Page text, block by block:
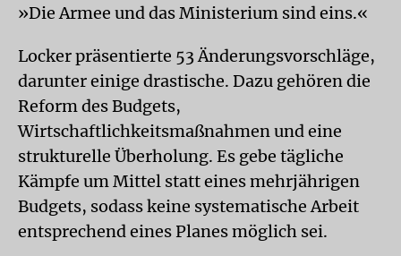
»Die Armee und das Ministerium sind eins.«
Locker präsentierte 53 Änderungsvorschläge,
darunter einige drastische. Dazu gehören die
Reform des Budgets,
Wirtschaftlichkeitsmaßnahmen und eine
strukturelle Überholung. Es gebe tägliche
Kämpfe um Mittel statt eines mehrjährigen
Budgets, sodass keine systematische Arbeit
entsprechend eines Planes möglich sei.